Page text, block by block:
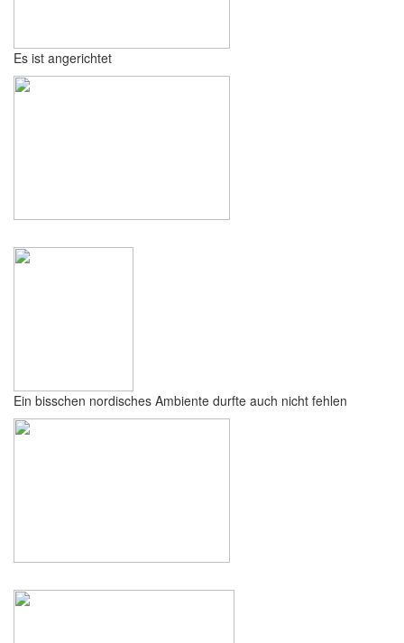
Es ist angerichtet
Ein bisschen nordisches Ambiente durfte auch nicht fehlen